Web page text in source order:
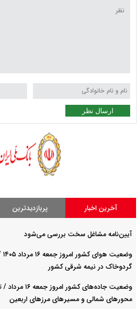
ارسال نظر
آخرین اخبار پربازدیدترین
آیین‌نامه مشاغل سخت بررسی می‌شود
گردوخاک در نیمه شرقی کشور
وضعیت جاده‌های
محورهای شمالی و مسیرهای مرزهای اربعین